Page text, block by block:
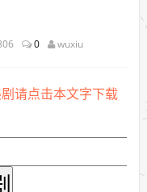
0 wuxiu
请点击本文字下载